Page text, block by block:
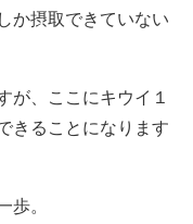
か摂取できていない
が、ここにキウイ１
きることになります
歩。